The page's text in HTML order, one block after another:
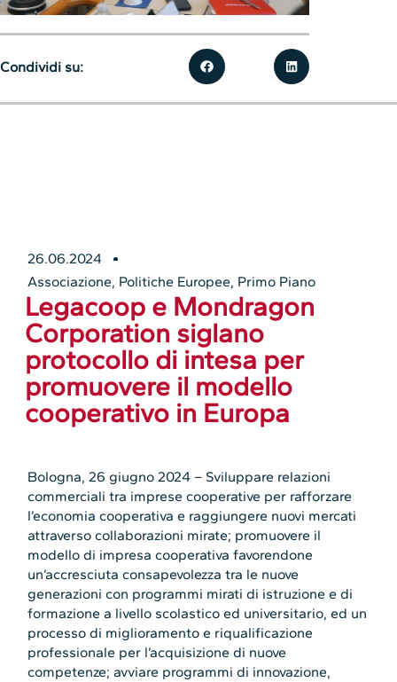
26.06.2024
Associazione, Politiche Europee, Primo Piano
Legacoop e Mondragon
Corporation siglano
protocollo di intesa per
promuovere il modello
cooperativo in Europa
Bologna, 26 giugno 2024 – Sviluppare relazioni
commerciali tra imprese cooperative per rafforzare
l’economia cooperativa e raggiungere nuovi mercati
attraverso collaborazioni mirate; promuovere il
modello di impresa cooperativa favorendone
un’accresciuta consapevolezza tra le nuove
generazioni con programmi mirati di istruzione e di
formazione a livello scolastico ed universitario, ed un
processo di miglioramento e riqualificazione
professionale per l’acquisizione di nuove
competenze; avviare programmi di innovazione,
Condividi su: